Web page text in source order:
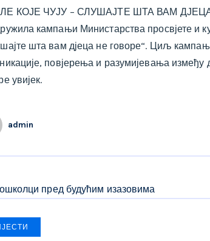
КОЈЕ ЧУЈУ – СЛУШАЈТЕ ШТА ВАМ
кампањи Министарства просвјете и
шта вам дјеца не говоре“. Циљ
повјерења и разумијевања
увијек.
admin